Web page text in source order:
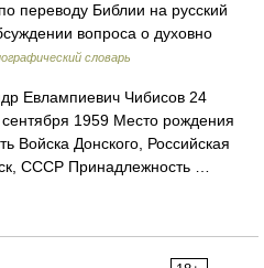
переводу Библии на русский
вопроса о духовно
словарь
Евлампиевич Чибисов 24
1959 Место рождения
Войска Донского, Российская
СССР Принадлежность …